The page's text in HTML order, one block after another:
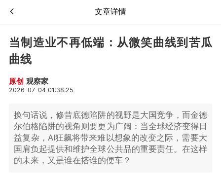
文章详情
当制造业不再低端：从微笑曲线到苦瓜
曲线
原创 观察家
2026-07-04 01:38:25
换句话说，修昔底德陷阱的视野是大国竞争，而金德
尔伯格陷阱的视角则要更为广阔：当全球经济变得日
益复杂，AI狂飙将带来难以想象的改变之际，需要大
国肩负起提供和维护全球公共品的重要责任。在这样
的未来，又是谁在搭谁的便车？